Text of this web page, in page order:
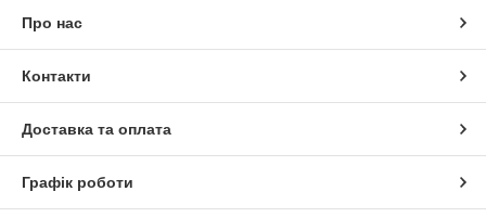
Про нас
Контакти
Доставка та оплата
Графік роботи